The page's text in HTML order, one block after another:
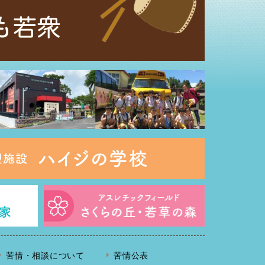
苦情・相談について 苦情公表